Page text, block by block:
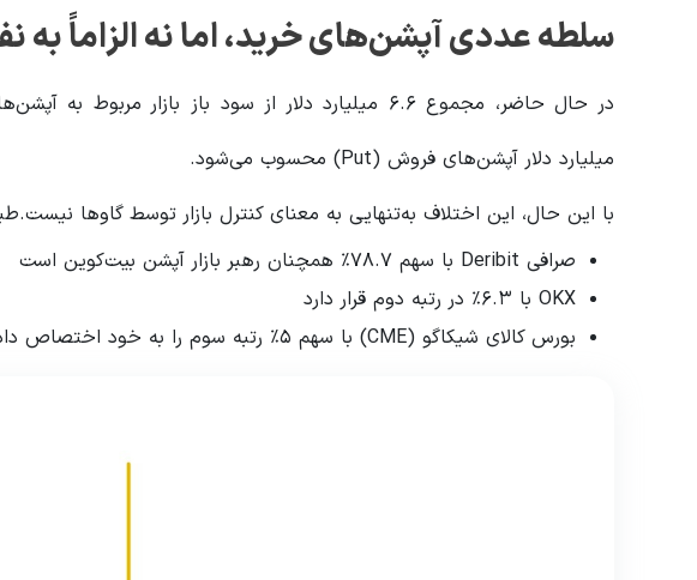
سلطه عددی آپشن‌های خرید، اما نه الزاماً به
میلیارد دلار آپشن‌های فروش (Put) محسوب می‌شود.
با این حال، این اختلاف به‌تنهایی به معنای کنترل بازار توسط گاوها
صرافی Deribit با سهم ۷۸.۷٪ همچنان رهبر بازار آپشن بیت‌کوین است
OKX با ۶.۳٪ در رتبه دوم قرار دارد
بورس کالای شیکاگو (CME) با سهم ۵٪ رتبه سوم را به خود اختصاص داده است